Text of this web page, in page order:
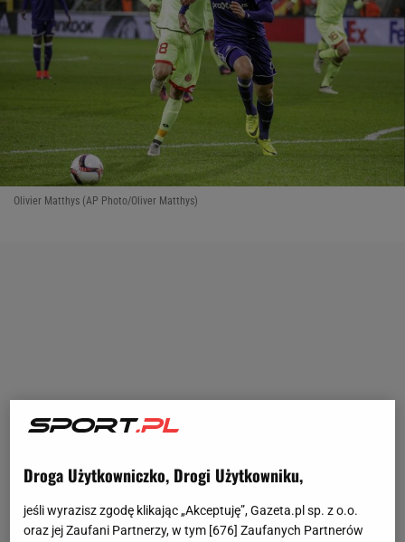
Olivier Matthys (AP Photo/Oliver Matthys)
Droga Użytkowniczko, Drogi Użytkowniku,
jeśli wyrazisz zgodę klikając „Akceptuję”, Gazeta.pl sp. z o.o.
oraz jej Zaufani Partnerzy, w tym [676] Zaufanych Partnerów